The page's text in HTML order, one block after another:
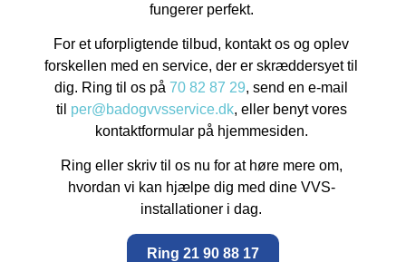
fungerer perfekt.
For et uforpligtende tilbud, kontakt os og oplev
forskellen med en service, der er skræddersyet til
dig. Ring til os på70 82 87 29, send en e-mail
til per@badogvvsservice.dk, eller benyt vores
kontaktformular på hjemmesiden.
Ring eller skriv til os nu for at høre mere om,
hvordan vi kan hjælpe dig med dine VVS-
installationer i dag.
Ring 21 90 88 17